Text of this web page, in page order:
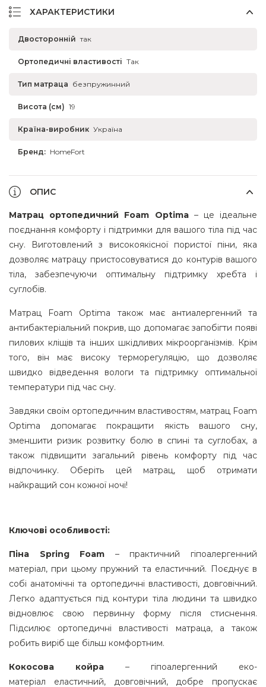
ХАРАКТЕРИСТИКИ
Двосторонній так
Ортопедичні властивості Так
Тип матраца безпружинний
Висота (см) 19
Країна-виробник Україна
Бренд: HomeFort
ОПИС
Матрац ортопедичний Foam Optima – це ідеальне
поєднання комфорту і підтримки для вашого тіла під час
сну. Виготовлений з високоякісної пористої піни, яка
дозволяє матрацу пристосовуватися до контурів вашого
тіла, забезпечуючи оптимальну підтримку хребта і
суглобів.
Матрац Foam Optima також має антиалергенний та
антибактеріальний покрив, що допомагає запобігти появі
пилових кліщів та інших шкідливих мікроорганізмів. Крім
того, він має високу терморегуляцію, що дозволяє
швидко відведення вологи та підтримку оптимальної
температури під час сну.
Завдяки своїм ортопедичним властивостям, матрац Foam
Optima допомагає покращити якість вашого сну,
зменшити ризик розвитку болю в спині та суглобах, а
також підвищити загальний рівень комфорту під час
відпочинку. Оберіть цей матрац, щоб отримати
найкращий сон кожної ночі!
Ключові особливості:
Піна Spring Foam – практичний гіпоалергенний
матеріал, при цьому пружний та еластичний. Поєднує в
собі анатомічні та ортопедичні властивості, довговічний.
Легко адаптується під контури тіла людини та швидко
відновлює свою первинну форму після стиснення.
Підсилює ортопедичні властивості матраца, а також
робить виріб ще більш комфортним.
Кокосова койра – гіпоалергенний еко-
матеріал еластичний, довговічний, добре пропускає